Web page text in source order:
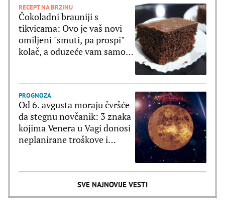
RECEPT NA BRZINU
Čokoladni brauniji s
tikvicama: Ovo je vaš novi
omiljeni "smuti, pa prospi"
kolač, a oduzeće vam samo 5
PROGNOZA
Od 6. avgusta moraju čvršće
da stegnu novčanik: 3 znaka
kojima Venera u Vagi donosi
neplanirane troškove i
SVE NAJNOVIJE VESTI